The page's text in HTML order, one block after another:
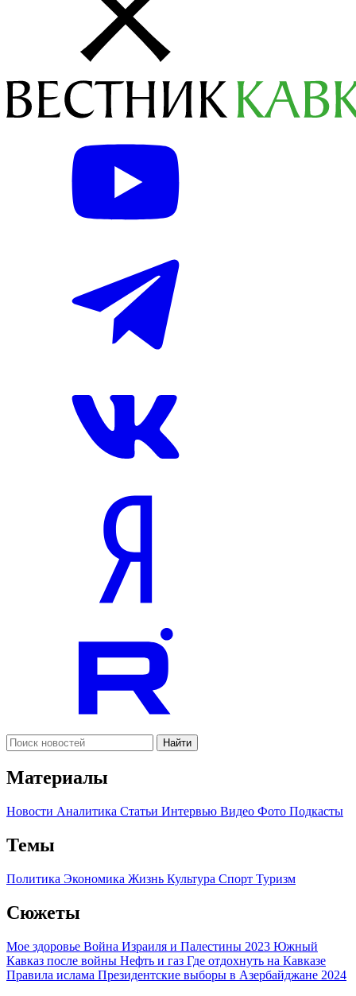
Найти
Материалы
Новости Аналитика Статьи Интервью Видео Фото Подкасты
Темы
Политика Экономика Жизнь Культура Спорт Туризм
Сюжеты
Мое здоровье Война Израиля и Палестины 2023 Южный
Кавказ после войны Нефть и газ Где отдохнуть на Кавказе
Правила ислама Президентские выборы в Азербайджане 2024